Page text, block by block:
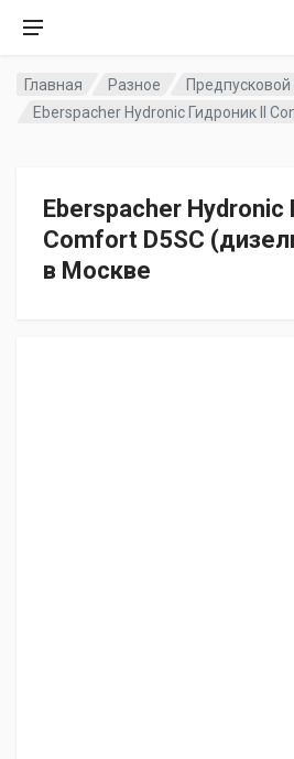
Главная Разное
Предпусковой
Eberspacher Hydronic
Comfort D5SC
в Москве